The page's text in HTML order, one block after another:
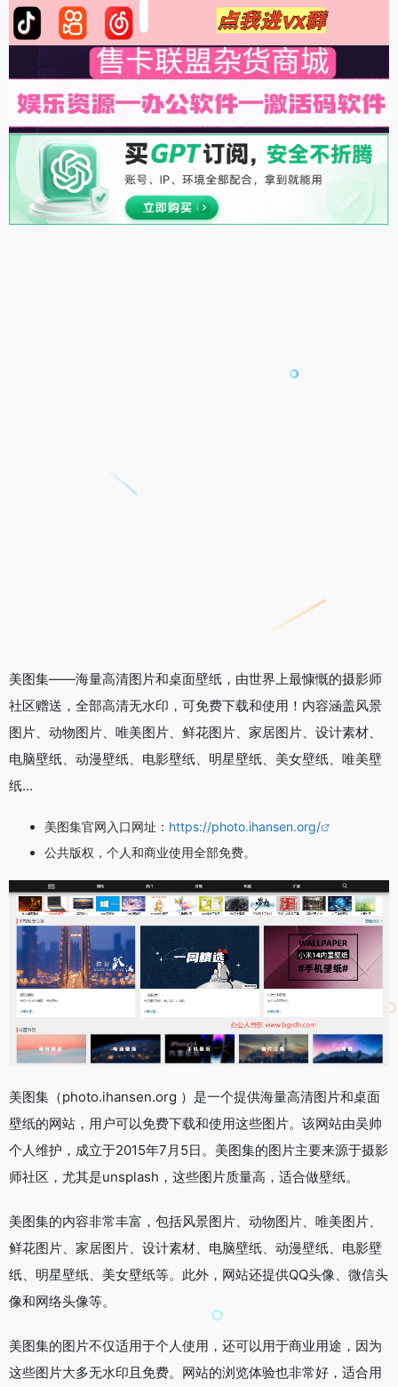
美图集——海量高清图片和桌面壁纸，由世界上最慷慨的摄影师
社区赠送，全部高清无水印，可免费下载和使用！内容涵盖风景
图片、动物图片、唯美图片、鲜花图片、家居图片、设计素材、
电脑壁纸、动漫壁纸、电影壁纸、明星壁纸、美女壁纸、唯美壁
纸…
美图集官网入口网址： https://photo.ihansen.org/
公共版权，个人和商业使用全部免费。
美图集（photo.ihansen.org ）是一个提供海量高清图片和桌面
壁纸的网站，用户可以免费下载和使用这些图片。该网站由吴帅
个人维护，成立于2015年7月5日。美图集的图片主要来源于摄影
师社区，尤其是unsplash，这些图片质量高，适合做壁纸。
美图集的内容非常丰富，包括风景图片、动物图片、唯美图片、
鲜花图片、家居图片、设计素材、电脑壁纸、动漫壁纸、电影壁
纸、明星壁纸、美女壁纸等。此外，网站还提供QQ头像、微信头
像和网络头像等。
美图集的图片不仅适用于个人使用，还可以用于商业用途，因为
这些图片大多无水印且免费。网站的浏览体验也非常好，适合用